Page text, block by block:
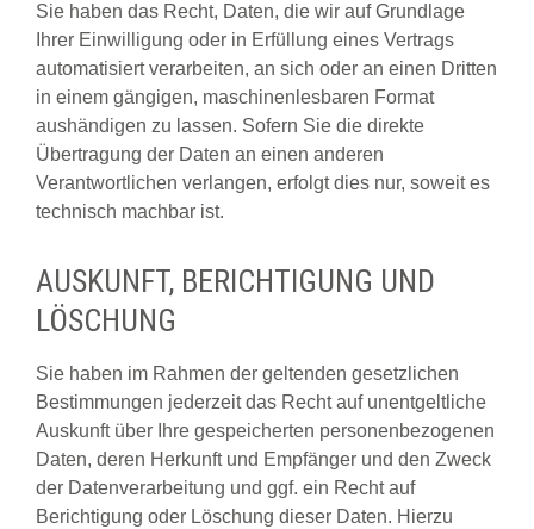
Sie haben das Recht, Daten, die wir auf Grundlage
Ihrer Einwilligung oder in Erfüllung eines Vertrags
automatisiert verarbeiten, an sich oder an einen Dritten
in einem gängigen, maschinenlesbaren Format
aushändigen zu lassen. Sofern Sie die direkte
Übertragung der Daten an einen anderen
Verantwortlichen verlangen, erfolgt dies nur, soweit es
technisch machbar ist.
AUSKUNFT, BERICHTIGUNG UND
LÖSCHUNG
Sie haben im Rahmen der geltenden gesetzlichen
Bestimmungen jederzeit das Recht auf unentgeltliche
Auskunft über Ihre gespeicherten personenbezogenen
Daten, deren Herkunft und Empfänger und den Zweck
der Datenverarbeitung und ggf. ein Recht auf
Berichtigung oder Löschung dieser Daten. Hierzu